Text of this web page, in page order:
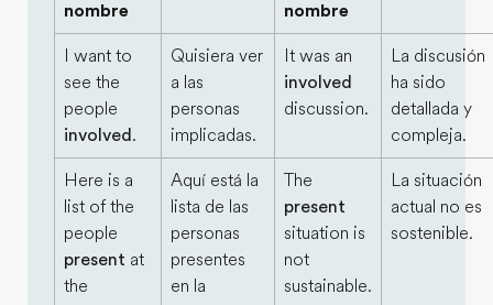
nombre
nombre
I want to
see the
people
involved .
Quisiera ver
a las
personas
implicadas.
It was an
involved
discussion.
La discusión
ha sido
detallada y
compleja.
Here is a
list of the
people
present at
the
Aquí está la
lista de las
personas
presentes
en la
The
present
situation is
not
sustainable.
La situación
actual no es
sostenible.